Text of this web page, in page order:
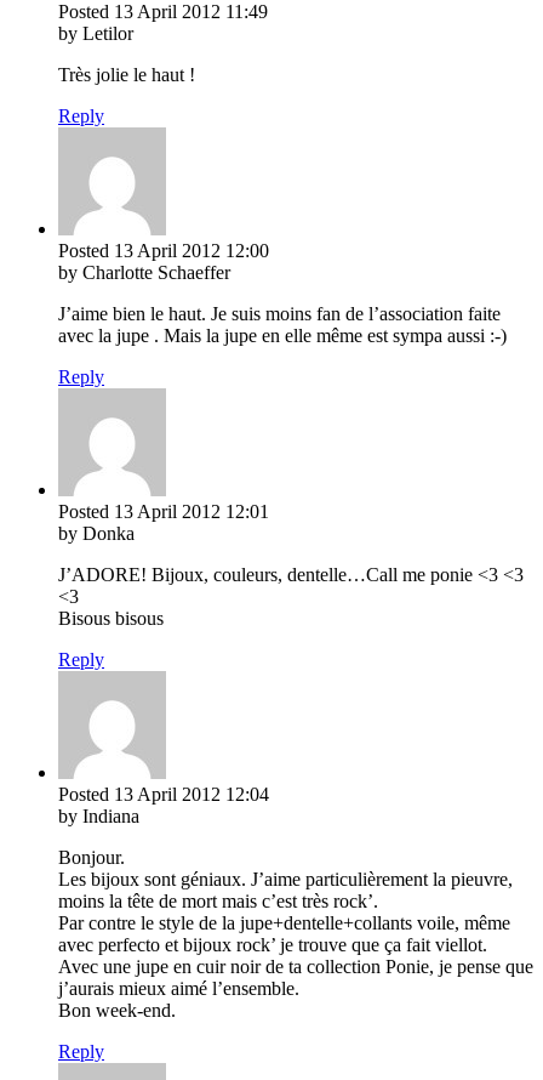
Posted 13 April 2012 11:49
by Letilor
Très jolie le haut !
Reply
Posted 13 April 2012 12:00
by Charlotte Schaeffer
J’aime bien le haut. Je suis moins fan de l’association faite
avec la jupe . Mais la jupe en elle même est sympa aussi :-)
Reply
Posted 13 April 2012 12:01
by Donka
J’ADORE! Bijoux, couleurs, dentelle…Call me ponie <3 <3
<3
Bisous bisous
Reply
Posted 13 April 2012 12:04
by Indiana
Bonjour.
Les bijoux sont géniaux. J’aime particulièrement la pieuvre,
moins la tête de mort mais c’est très rock’.
Par contre le style de la jupe+dentelle+collants voile, même
avec perfecto et bijoux rock’ je trouve que ça fait viellot.
Avec une jupe en cuir noir de ta collection Ponie, je pense que
j’aurais mieux aimé l’ensemble.
Bon week-end.
Reply